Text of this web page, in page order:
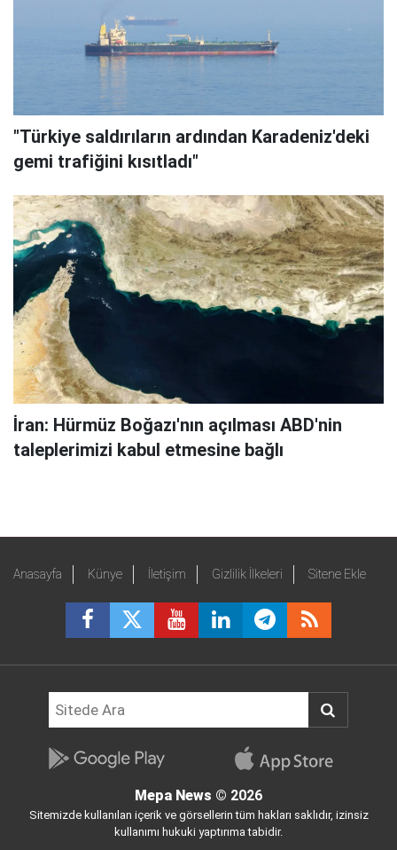
"Türkiye saldırıların ardından Karadeniz'deki
gemi trafiğini kısıtladı"
İran: Hürmüz Boğazı'nın açılması ABD'nin
taleplerimizi kabul etmesine bağlı
Anasayfa Künye İletişim Gizlilik İlkeleri Sitene Ekle
Mepa News © 2026
Sitemizde kullanılan içerik ve görsellerin tüm hakları saklıdır, izinsiz
kullanımı hukuki yaptırıma tabidir.